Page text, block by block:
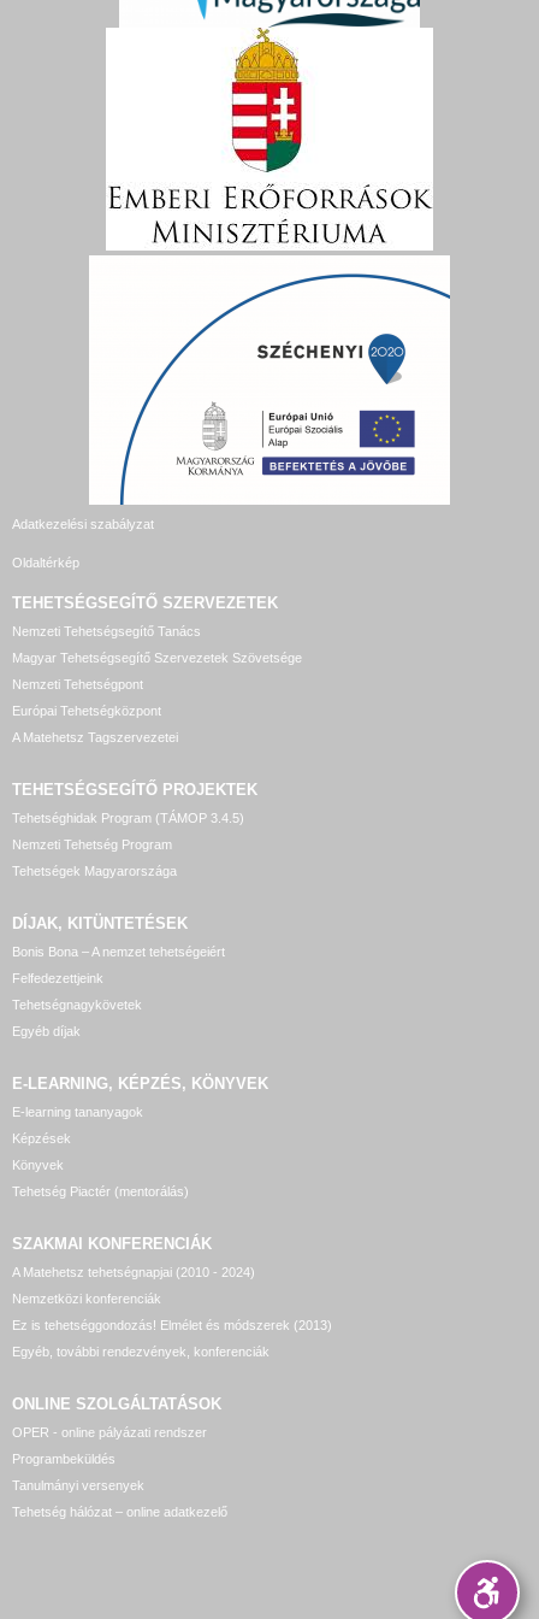
Adatkezelési szabályzat
Oldaltérkép
TEHETSÉGSEGÍTŐ SZERVEZETEK
Nemzeti Tehetségsegítő Tanács
Magyar Tehetségsegítő Szervezetek Szövetsége
Nemzeti Tehetségpont
Európai Tehetségközpont
A Matehetsz Tagszervezetei
TEHETSÉGSEGÍTŐ PROJEKTEK
Tehetséghidak Program (TÁMOP 3.4.5)
Nemzeti Tehetség Program
Tehetségek Magyarországa
DÍJAK, KITÜNTETÉSEK
Bonis Bona – A nemzet tehetségeiért
Felfedezettjeink
Tehetségnagykövetek
Egyéb díjak
E-LEARNING, KÉPZÉS, KÖNYVEK
E-learning tananyagok
Képzések
Könyvek
Tehetség Piactér (mentorálás)
SZAKMAI KONFERENCIÁK
A Matehetsz tehetségnapjai (2010 - 2024)
Nemzetközi konferenciák
Ez is tehetséggondozás! Elmélet és módszerek (2013)
Egyéb, további rendezvények, konferenciák
ONLINE SZOLGÁLTATÁSOK
OPER - online pályázati rendszer
Programbeküldés
Tanulmányi versenyek
Tehetség hálózat – online adatkezelő